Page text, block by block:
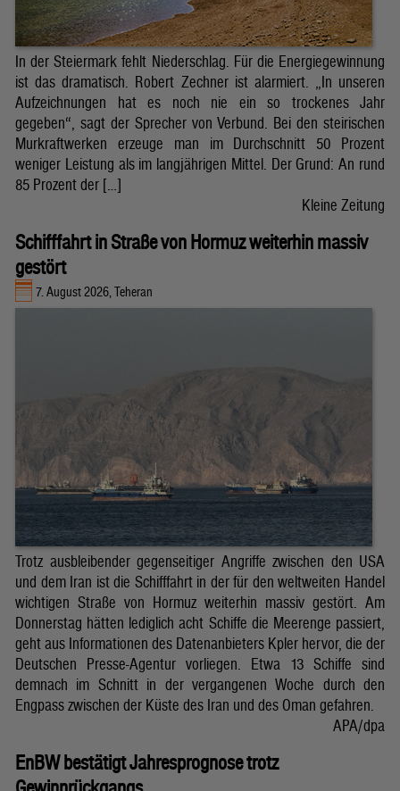
In der Steiermark fehlt Niederschlag. Für die Energiegewinnung
ist das dramatisch. Robert Zechner ist alarmiert. „In unseren
Aufzeichnungen hat es noch nie ein so trockenes Jahr
gegeben“, sagt der Sprecher von Verbund. Bei den steirischen
Murkraftwerken erzeuge man im Durchschnitt 50 Prozent
weniger Leistung als im langjährigen Mittel. Der Grund: An rund
85 Prozent der […]
Kleine Zeitung
Schifffahrt in Straße von Hormuz weiterhin massiv
gestört
7. August 2026, Teheran
Trotz ausbleibender gegenseitiger Angriffe zwischen den USA
und dem Iran ist die Schifffahrt in der für den weltweiten Handel
wichtigen Straße von Hormuz weiterhin massiv gestört. Am
Donnerstag hätten lediglich acht Schiffe die Meerenge passiert,
geht aus Informationen des Datenanbieters Kpler hervor, die der
Deutschen Presse-Agentur vorliegen. Etwa 13 Schiffe sind
demnach im Schnitt in der vergangenen Woche durch den
Engpass zwischen der Küste des Iran und des Oman gefahren.
APA/dpa
EnBW bestätigt Jahresprognose trotz